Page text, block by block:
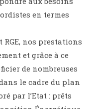
en termes
nos prestations
et grâce à ce
de nombreuses
le cadre du plan
par l’Etat : prêts